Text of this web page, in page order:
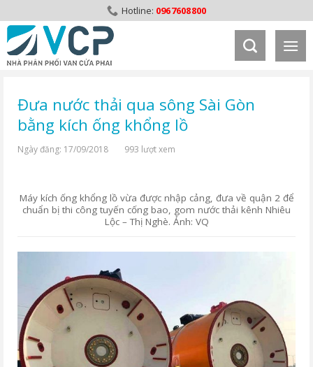
to
content
0967608800
Đưa nước thải qua sông Sài Gòn
bằng kích ống khổng lồ
Ngày đăng: 17/09/2018 993 lượt xem
Máy kích ống khổng lồ vừa được nhập cảng, đưa về quận 2 để
chuẩn bị thi công tuyến cống bao, gom nước thải kênh Nhiêu
Lộc – Thị Nghè. Ảnh: VQ